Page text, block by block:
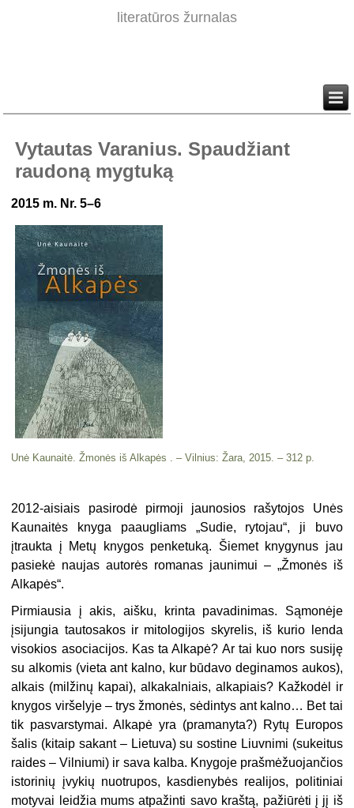
literatūros žurnalas
Vytautas Varanius. Spaudžiant
raudoną mygtuką
2015 m. Nr. 5–6
Unė Kaunaitė. Žmonės iš Alkapės . – Vilnius: Žara, 2015. – 312 p.
2012-aisiais pasirodė pirmoji jaunosios rašytojos Unės
Kaunaitės knyga paaugliams „Sudie, rytojau“, ji buvo
įtraukta į Metų knygos penketuką. Šiemet knygynus jau
pasiekė naujas autorės romanas jaunimui – „Žmonės iš
Alkapės“.
Pirmiausia į akis, aišku, krinta pavadinimas. Sąmonėje
įsijungia tautosakos ir mitologijos skyrelis, iš kurio lenda
visokios asociacijos. Kas ta Alkapė? Ar tai kuo nors susiję
su alkomis (vieta ant kalno, kur būdavo deginamos aukos),
alkais (milžinų kapai), alkakalniais, alkapiais? Kažkodėl ir
knygos viršelyje – trys žmonės, sėdintys ant kalno… Bet tai
tik pasvarstymai. Alkapė yra (pramanyta?) Rytų Europos
šalis (kitaip sakant – Lietuva) su sostine Liuvnimi (sukeitus
raides – Vilniumi) ir sava kalba. Knygoje prašmėžuojančios
istorinių įvykių nuotrupos, kasdienybės realijos, politiniai
motyvai leidžia mums atpažinti savo kraštą, pažiūrėti į jį iš